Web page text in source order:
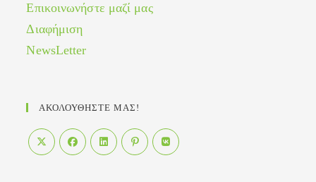
Επικοινωνήστε μαζί μας
Διαφήμιση
NewsLetter
ΑΚΟΛΟΥΘΗΣΤΕ ΜΑΣ!